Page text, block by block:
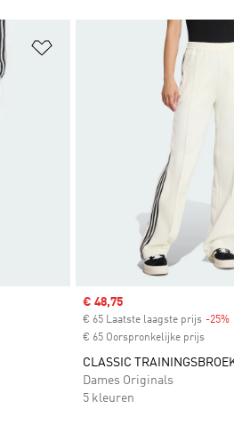
Op verlanglijst zetten
Sale price
€ 48,75
€ 65 Laatste laagste prijs -25%
€ 65 Oorspronkelijke prijs
CLASSIC
Dames Originals
5 kleuren